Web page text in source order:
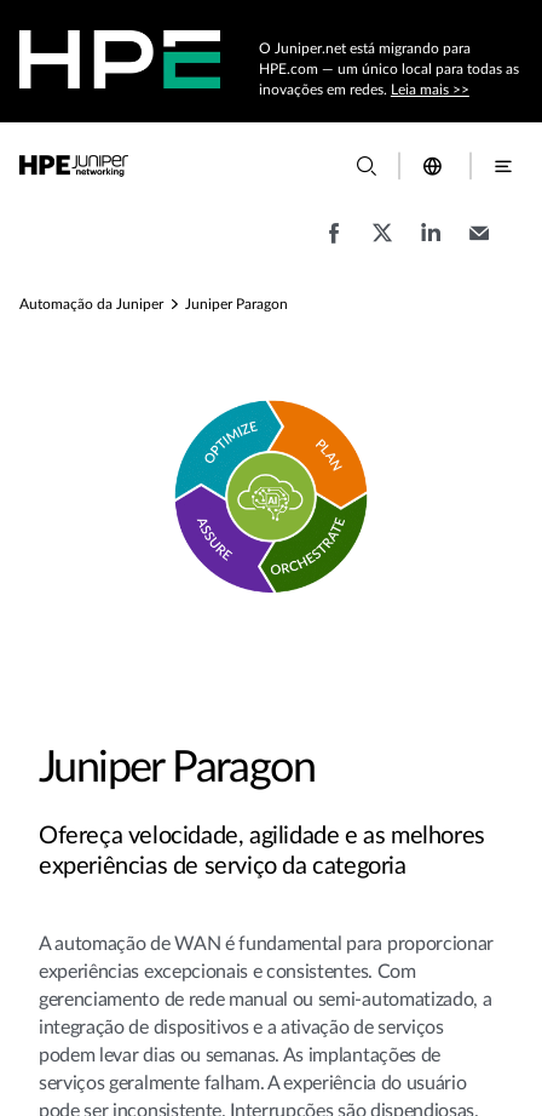
O Juniper.net está migrando para
HPE.com — um único local para todas as
inovações em redes. Leia mais >>
Automação da Juniper Juniper Paragon
Juniper Paragon
Ofereça velocidade, agilidade e as melhores
experiências de serviço da categoria
A automação de WAN é fundamental para proporcionar
experiências excepcionais e consistentes. Com
gerenciamento de rede manual ou semi-automatizado, a
integração de dispositivos e a ativação de serviços
podem levar dias ou semanas. As implantações de
serviços geralmente falham. A experiência do usuário
pode ser inconsistente. Interrupções são dispendiosas.